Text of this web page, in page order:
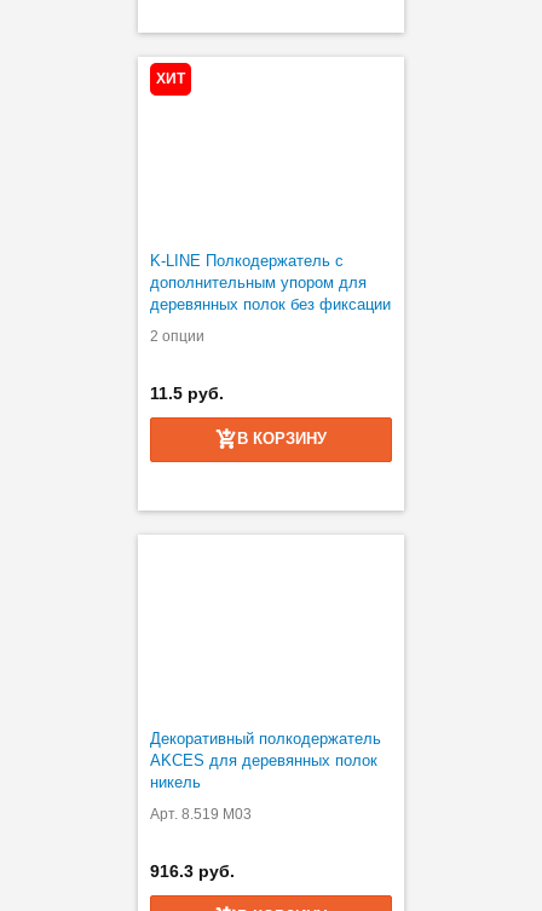
ХИТ
K-LINE Полкодержатель с
дополнительным упором для
деревянных полок без фиксации
2 опции
11.5 руб.
В КОРЗИНУ
Декоративный полкодержатель
AKCES для деревянных полок
никель
Арт. 8.519 M03
916.3 руб.